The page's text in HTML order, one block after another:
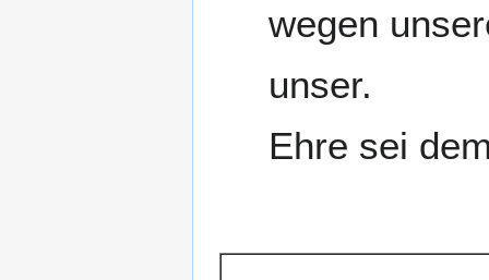
wegen
unser.
Ehre sei